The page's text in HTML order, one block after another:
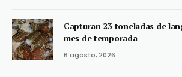
Capturan 23 toneladas de
mes de temporada
6 agosto, 2026